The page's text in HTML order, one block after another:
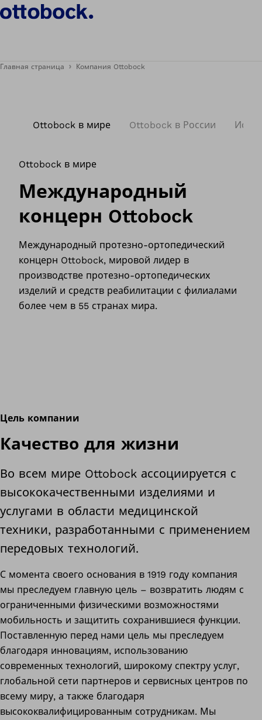
Главная страница Компания Ottobock
Ottobock в мире Ottobock в России
Ottobock в мире
Международный
концерн Ottobock
Международный протезно-ортопедический
концерн Ottobock, мировой лидер в
производстве протезно-ортопедических
изделий и средств реабилитации с филиалами
более чем в 55 странах мира.
Цель компании
Качество для жизни
Во всем мире Ottobock ассоциируется с
высококачественными изделиями и
услугами в области медицинской
техники, разработанными с применением
передовых технологий.
С момента своего основания в 1919 году компания
мы преследуем главную цель – возвратить людям с
ограниченными физическими возможностями
мобильность и защитить сохранившиеся функции.
Поставленную перед нами цель мы преследуем
благодаря инновациям, использованию
современных технологий, широкому спектру услуг,
глобальной сети партнеров и сервисных центров по
всему миру, а также благодаря
высококвалифицированным сотрудникам. Мы